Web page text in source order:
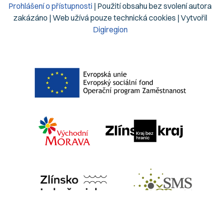
Prohlášení o přístupnosti | Použití obsahu bez svolení autora
zakázáno | Web užívá pouze technická cookies | Vytvořil
Digiregion